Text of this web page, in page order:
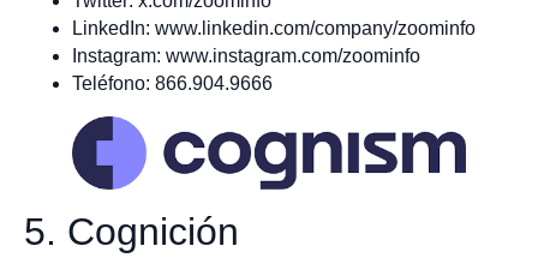
LinkedIn: www.linkedin.com/company/zoominfo
Instagram: www.instagram.com/zoominfo
Teléfono: 866.904.9666
5. Cognición